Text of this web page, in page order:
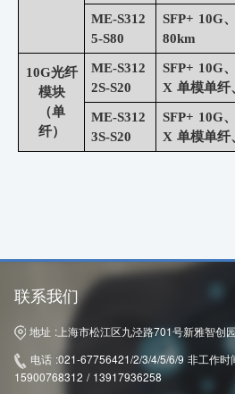
ME-S312
5-S80
SFP+ 10G
80km
10G光纤
模块
（单
纤）
ME-S312
2S-S20
SFP+ 10G
X 单模单纤
ME-S312
3S-S20
SFP+ 10G
X 单模单纤
联系我们
地址 : 上海市松江区九泾路701号新雅智创
电话 :021-67756421/2/3/4/5/6/9 非工作
15900768312 / 13917936258